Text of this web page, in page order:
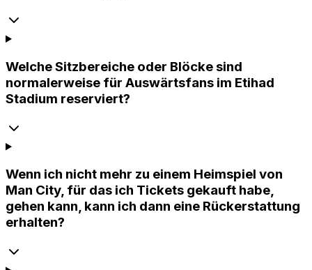
Welche Sitzbereiche oder Blöcke sind
normalerweise für Auswärtsfans im Etihad
Stadium reserviert?
Wenn ich nicht mehr zu einem Heimspiel von
Man City, für das ich Tickets gekauft habe,
gehen kann, kann ich dann eine Rückerstattung
erhalten?